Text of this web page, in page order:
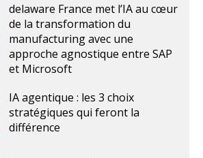
delaware France met l’IA au cœur
de la transformation du
manufacturing avec une
approche agnostique entre SAP
et Microsoft
IA agentique : les 3 choix
stratégiques qui feront la
différence